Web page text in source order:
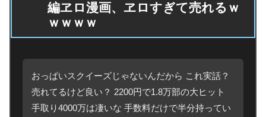
編ヱロ漫画、ヱロすぎて売れるｗ
ｗｗｗｗ
おっぱいスクイーズじゃないんだから これ実話？
売れてるけど良い？ 2200円で1.8万部の大ヒット
手取り4000万は凄いな 手数料だけで半分持ってい